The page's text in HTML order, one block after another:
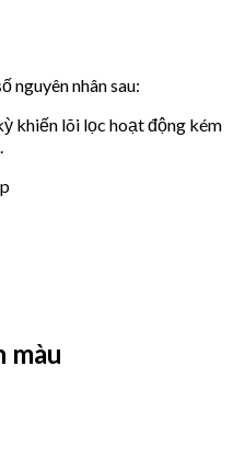
nguyên nhân sau:
khiến lõi lọc hoạt động kém
màu